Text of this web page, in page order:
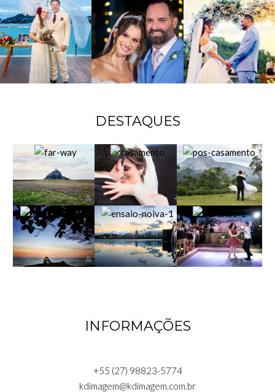
DESTAQUES
INFORMAÇÕES
+55 (27) 98823-5774
kdimagem@kdimagem.com.br